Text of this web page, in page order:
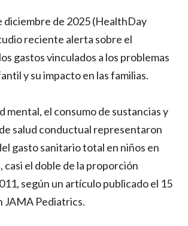
diciembre de 2025 (HealthDay
reciente alerta sobre el
gastos vinculados a los problemas
y su impacto en las familias.
mental, el consumo de sustancias y
salud conductual representaron
gasto sanitario total en niños en
casi el doble de la proporción
según un artículo publicado el 15
JAMA Pediatrics.